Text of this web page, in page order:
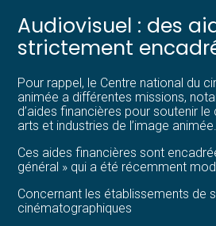
Être prêt pour la facturation
électronique
Audiovisuel : des
strictement
Pour rappel, le Centre national du
animée a différentes missions,
d’aides financières pour soutenir
arts et industries de l’image animée.
Ces aides financières sont
général » qui a été récemment
Concernant les établissements de
cinématographiques